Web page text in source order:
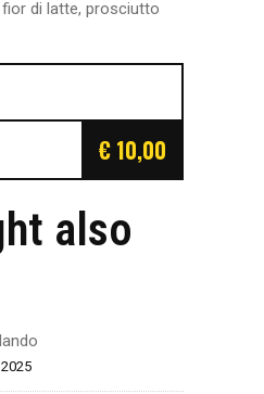
di latte, prosciutto
€ 10,00
also